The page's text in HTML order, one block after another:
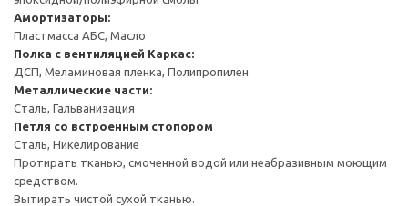
Амортизаторы:
Пластмасса АБС, Масло
Полка с вентиляцией Каркас:
ДСП, Меламиновая пленка, Полипропилен
Металлические части:
Сталь, Гальванизация
Петля со встроенным стопором
Сталь, Никелирование
Протирать тканью, смоченной водой или неабразивным моющим
средством.
Вытирать чистой сухой тканью.